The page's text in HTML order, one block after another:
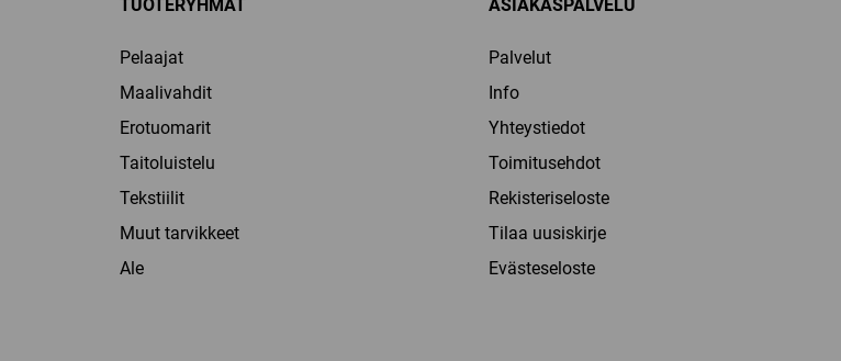
TUOTERYHMÄT
Pelaajat
Maalivahdit
Erotuomarit
Taitoluistelu
Tekstiilit
Muut tarvikkeet
Ale
ASIAKASPALVELU
Palvelut
Info
Yhteystiedot
Toimitusehdot
Rekisteriseloste
Tilaa uusiskirje
Evästeseloste